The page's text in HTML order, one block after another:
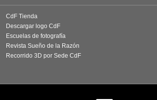
CdF Tienda
Descargar logo CdF
Escuelas de fotografía
Revista Sueño de la Razón
Recorrido 3D por Sede CdF